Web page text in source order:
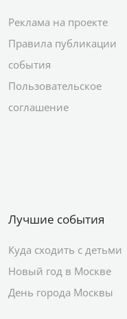
Реклама на проекте
Правила публикации
события
Пользовательское
соглашение
Лучшие события
Куда сходить с детьми
Новый год в Москве
День города Москвы